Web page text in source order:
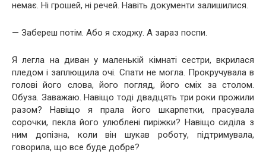
немає. Ні грошей, ні речей. Навіть документи залишилися.
— Забереш потім. Або я сходжу. А зараз поспи.
Я легла на диван у маленькій кімнаті сестри, вкрилася
пледом і заплющила очі. Спати не могла. Прокручувала в
голові його слова, його погляд, його сміх за столом.
Обуза. Заважаю. Навіщо тоді двадцять три роки прожили
разом? Навіщо я прала його шкарпетки, прасувала
сорочки, пекла його улюблені пиріжки? Навіщо сиділа з
ним допізна, коли він шукав роботу, підтримувала,
говорила, що все буде добре?